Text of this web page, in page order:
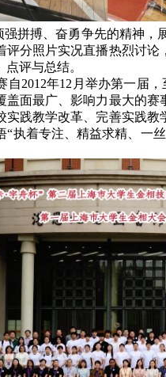
强拼搏、奋勇争先的精神
评分照片实况直播热烈讨
评与总结。
自2012年12月举办第一届
面最广、影响力最大的
实践教学改革、完善实践
“执着专注、精益求精、一